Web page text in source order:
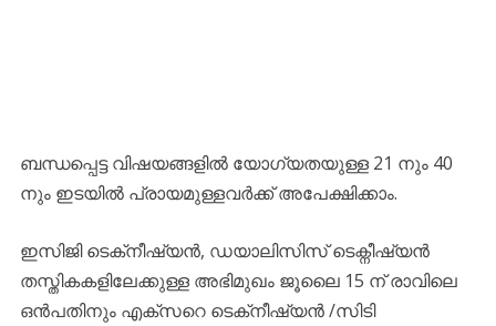
ബന്ധപ്പെട്ട വിഷയങ്ങളിൽ യോഗ്യതയുള്ള 21 നും 40
നും ഇടയിൽ പ്രായമുള്ളവർക്ക് അപേക്ഷിക്കാം.
ഇസിജി ടെക്‌നീഷ്യൻ, ഡയാലിസിസ് ടെക്നീഷ്യൻ
തസ്തികകളിലേക്കുള്ള അഭിമുഖം ജൂലൈ 15 ന് രാവിലെ
ഒൻപതിനും എക്‌സറെ ടെക്‌നീഷ്യൻ /സിടി